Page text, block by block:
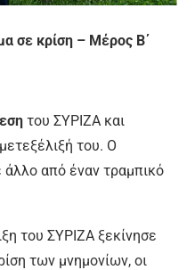
σε κρίση – Μέρος Β΄
του ΣΥΡΙΖΑ και
του. Ο
άλλο από έναν τραμπικό
του ΣΥΡΙΖΑ ξεκίνησε
των μνημονίων, οι